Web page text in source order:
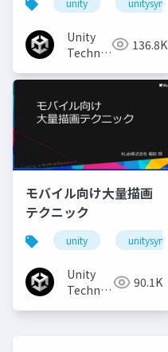
実装事例
Unity
Technologies136.8K
モバイル向け大量描画
テクニック
unity unitysync
Unity
Technologies90.1K